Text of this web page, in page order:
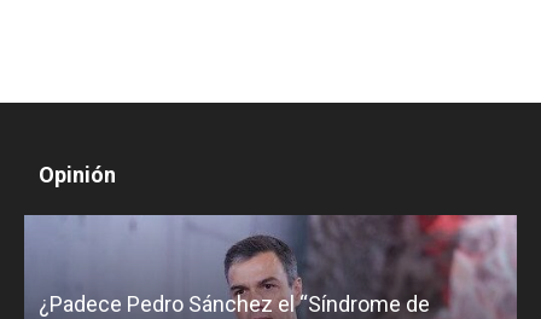
Opinión
¿Padece Pedro Sánchez el “Síndrome de